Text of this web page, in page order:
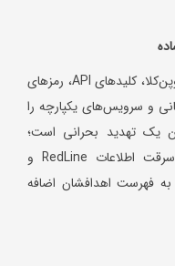
پیکربندی، «حافظه» و گزارش‌های چت اوپن‌کلا، کلیدهای API، رمزهای
و سرویس‌های یکپارچه را
یک تهدید بحرانی است؛
به‌حدی که نسخه‌هایی از بدافزارهای سرقت اطلاعات RedLine و
Lumma با مسیرهای فایل OpenClaw به فهرست اهدافشان اضافه